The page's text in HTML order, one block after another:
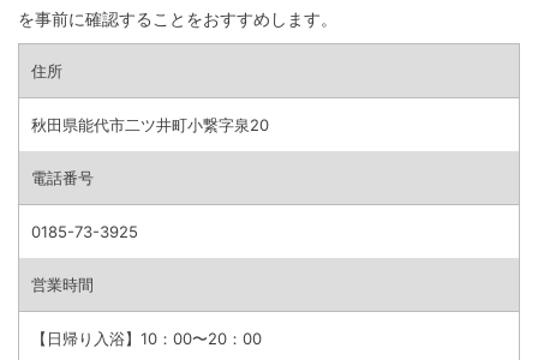
を事前に確認することをおすすめします。
住所
秋田県能代市二ツ井町小繋字泉20
電話番号
0185-73-3925
営業時間
【日帰り入浴】10：00〜20：00